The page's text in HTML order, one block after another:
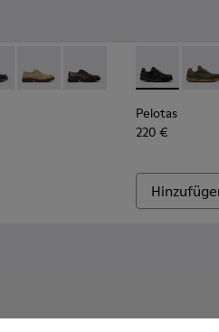
für Herren.Lederschuhe für
010 009
- K100998-008 - Blaue
Norman - K100998-007 -
Norman - K100998-
Pelotas -
Pelotas
220 €